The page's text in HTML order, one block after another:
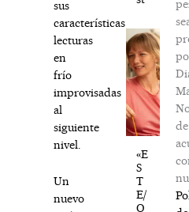
sus
características
lecturas
en
frío
improvisadas
al
siguiente
nivel.
Un
nuevo
«E
S
T
E/
O
de